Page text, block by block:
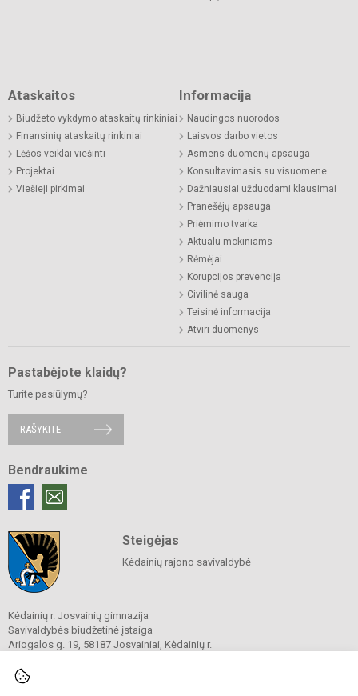
Ataskaitos
Biudžeto vykdymo ataskaitų rinkiniai
Finansinių ataskaitų rinkiniai
Lėšos veiklai viešinti
Projektai
Viešieji pirkimai
Informacija
Naudingos nuorodos
Laisvos darbo vietos
Asmens duomenų apsauga
Konsultavimasis su visuomene
Dažniausiai užduodami klausimai
Pranešėjų apsauga
Priėmimo tvarka
Aktualu mokiniams
Rėmėjai
Korupcijos prevencija
Civilinė sauga
Teisinė informacija
Atviri duomenys
Pastabėjote klaidų?
Turite pasiūlymų?
RAŠYKITE
Bendraukime
Steigėjas
Kėdainių rajono savivaldybė
Kėdainių r. Josvainių gimnazija
Savivaldybės biudžetinė įstaiga
Ariogalos g. 19, 58187 Josvainiai, Kėdainių r.
El. p.
Duomenys kaupiami ir saugomi